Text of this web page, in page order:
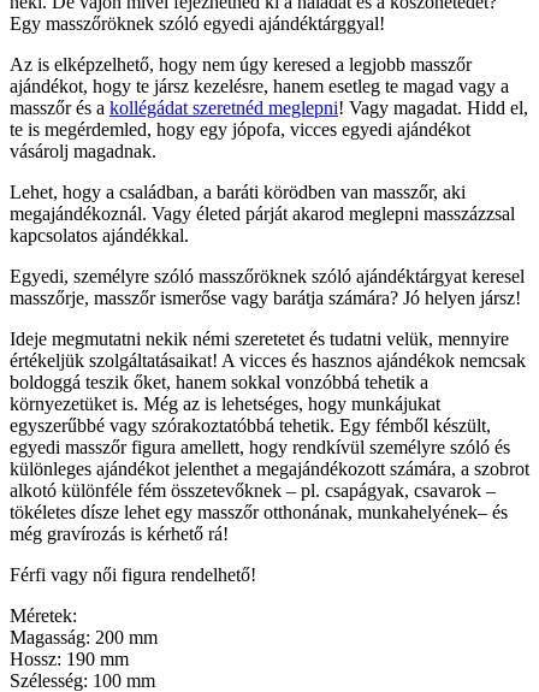
Egy masszőröknek szóló egyedi ajándéktárggyal!
Az is elképzelhető, hogy nem úgy keresed a legjobb masszőr
ajándékot, hogy te jársz kezelésre, hanem esetleg te magad vagy a
masszőr és a kollégádat szeretnéd meglepni! Vagy magadat. Hidd el,
te is megérdemled, hogy egy jópofa, vicces egyedi ajándékot
vásárolj magadnak.
Lehet, hogy a családban, a baráti körödben van masszőr, aki
megajándékoznál. Vagy életed párját akarod meglepni masszázzsal
kapcsolatos ajándékkal.
Egyedi, személyre szóló masszőröknek szóló ajándéktárgyat keresel
masszőrje, masszőr ismerőse vagy barátja számára? Jó helyen jársz!
Ideje megmutatni nekik némi szeretetet és tudatni velük, mennyire
értékeljük szolgáltatásaikat! A vicces és hasznos ajándékok nemcsak
boldoggá teszik őket, hanem sokkal vonzóbbá tehetik a
környezetüket is. Még az is lehetséges, hogy munkájukat
egyszerűbbé vagy szórakoztatóbbá tehetik. Egy fémből készült,
egyedi masszőr figura amellett, hogy rendkívül személyre szóló és
különleges ajándékot jelenthet a megajándékozott számára, a szobrot
alkotó különféle fém összetevőknek – pl. csapágyak, csavarok –
tökéletes dísze lehet egy masszőr otthonának, munkahelyének– és
még gravírozás is kérhető rá!
Férfi vagy női figura rendelhető!
Méretek:
Magasság: 200 mm
Hossz: 190 mm
Szélesség: 100 mm